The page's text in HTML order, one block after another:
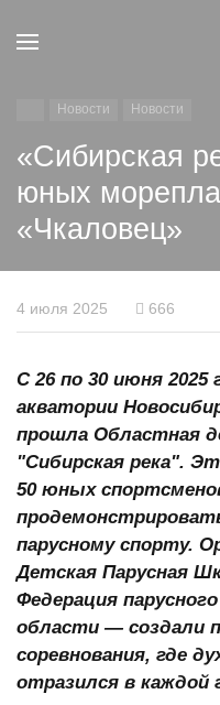
Новости Новости
«Сибирская
юных
«Чкаловец»
4 июля 2025 666
С 26 по 30 июня 2025
акватории
прошла Областная
"Сибирская река".
50 юных
парусному спорту.
Детская Парусная
Федерация
области — создали
соревнования, где
отразился в каждой